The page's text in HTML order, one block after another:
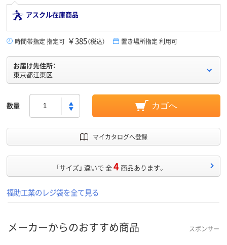
アスクル在庫商品
時間帯指定 指定可 ￥385（税込） 置き場所指定 利用可
お届け先住所：
東京都江東区
数量 カゴへ
マイカタログへ登録
「サイズ」 違いで 全4 商品あります。
福助工業のレジ袋を全て見る
メーカーからのおすすめ商品 スポンサー